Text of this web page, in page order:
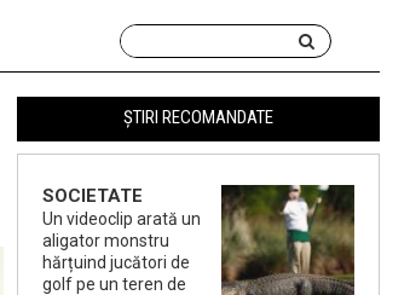
ȘTIRI RECOMANDATE
SOCIETATE
Un videoclip arată un
aligator monstru
hărțuind jucători de
golf pe un teren de